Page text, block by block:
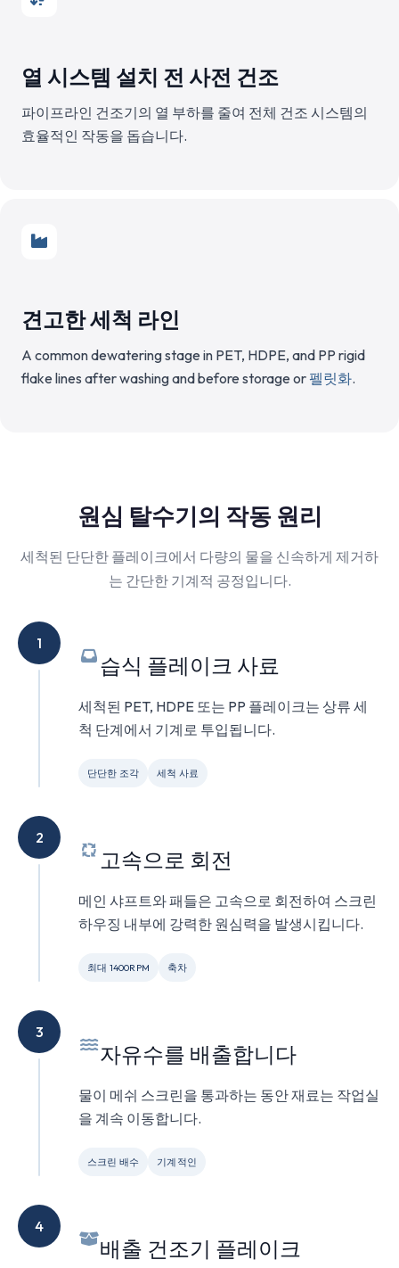
열 시스템 설치 전 사전 건조
파이프라인 건조기의 열 부하를 줄여 전체 건조 시스템의
효율적인 작동을 돕습니다.
견고한 세척 라인
A common dewatering stage in PET, HDPE, and PP rigid
flake lines after washing and before storage or펠릿화.
원심 탈수기의 작동 원리
세척된 단단한 플레이크에서 다량의 물을 신속하게 제거하
는 간단한 기계적 공정입니다.
1
습식 플레이크 사료
세척된 PET, HDPE 또는 PP 플레이크는 상류 세
척 단계에서 기계로 투입됩니다.
단단한 조각 세척 사료
2
고속으로 회전
메인 샤프트와 패들은 고속으로 회전하여 스크린
하우징 내부에 강력한 원심력을 발생시킵니다.
최대 1400RPM 축차
3
자유수를 배출합니다
물이 메쉬 스크린을 통과하는 동안 재료는 작업실
을 계속 이동합니다.
스크린 배수 기계적인
4
배출 건조기 플레이크